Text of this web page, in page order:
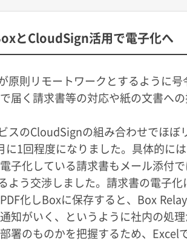
とCloudSign活用で電子化へ
原則リモートワークとするように
届く請求書等の対応や紙の文書へ
スのCloudSignの組み合わせでほぼ
1回程度になりました。具体的に
子化している請求書もメール添付
う交渉しました。請求書の電子
化しBoxに保存すると、Box
知がいく、というように社内の処
署のものかを把握するため、Excel